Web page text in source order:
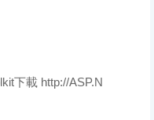
下載 http://ASP.N